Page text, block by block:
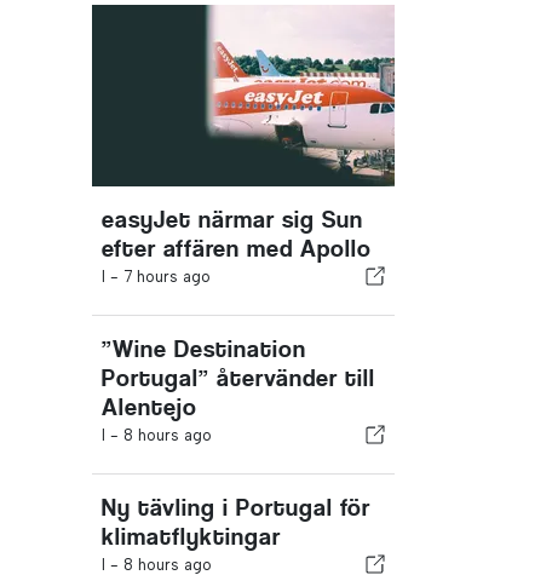
easyJet närmar sig Sun
efter affären med Apollo
I - 7 hours ago
”Wine Destination
Portugal” återvänder till
Alentejo
I - 8 hours ago
Ny tävling i Portugal för
klimatflyktingar
I - 8 hours ago